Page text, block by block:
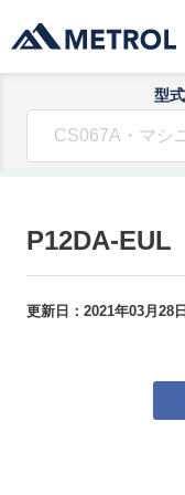
型
P12DA-EUL
更新日： 2021年03月28日